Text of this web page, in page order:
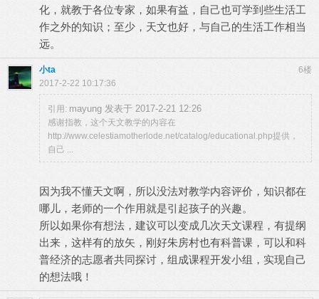
化，就教于各位专家，如果有益，自己也可学到些生活工
作之外的知识；至少，天文也好，与自己的生活工作相当
远。
6楼
小ta
2017-2-22 10:17:36
引用: mayung 发表于 2017-2-21 12:26
感谢指教，这个天文教学的内容在
http://www.celestiamotherlode.net/catalog/educational.php提供，
自己 ...
因为我不懂天文啊，所以没法对教学内容评价，知识都在
哪儿，老师的一个作用就是引起孩子的兴趣。
所以如果你有想法，建议可以变成几次天文课程，有提纲
出来，这样有的放矢，刚好朱房村也有科普课，可以和科
普经济的志愿者共同探讨，组成课程开发小组，实现自己
的想法哦！